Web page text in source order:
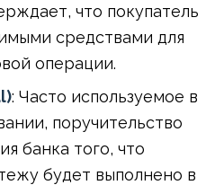
что покупатель
средствами для
операции.
: Часто используемое в
поручительство
банка того, что
будет выполнено в